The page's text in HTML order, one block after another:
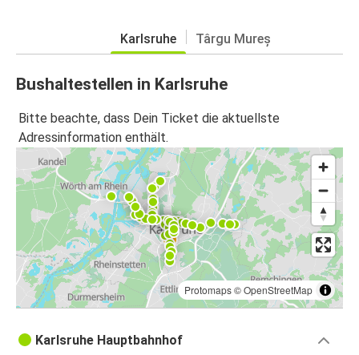
Karlsruhe Târgu Mureș
Bushaltestellen in Karlsruhe
Bitte beachte, dass Dein Ticket die aktuellste
Adressinformation enthält.
Protomaps©OpenStreetMap
Karlsruhe Hauptbahnhof